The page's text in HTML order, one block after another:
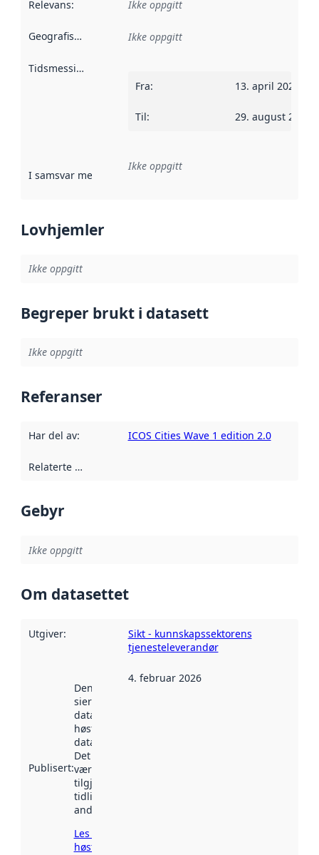
Relevans: Ikke oppgitt
Geografisk avgrensning :
Ikke oppgitt
Tidsmessig avgrensning
Fra: 13. april 2023
Til: 29. august 2023
I samsvar med Referanse til en implementasjonsregel
Ikke oppgitt
Lovhjemler
Ikke oppgitt
Begreper brukt i datasett
Ikke oppgitt
Referanser
Har del av: ICOS Cities Wave 1 edition 2.0
Relaterte ressurser
Gebyr
Ikke oppgitt
Om datasettet
Utgiver:
Sikt - kunnskapssektorens
tjenesteleverandør
Publisert:
Denne datoen
sier når
datasettet ble
høstet av
data.norge.no.
Det kan ha
vært
tilgjengelig
tidligere
andre steder.
Les mer om
høsting her
4. februar 2026